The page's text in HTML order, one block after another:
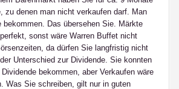
zu denen man nicht verkaufen darf. Man
bekommen. Das übersehen Sie. Märkte
sonst wäre Warren Buffet nicht
da dürfen Sie langfristig nicht
Unterschied zur Dividende. Sie konnten
bekommen, aber Verkaufen wäre
Was Sie schreiben, gilt nur in guten